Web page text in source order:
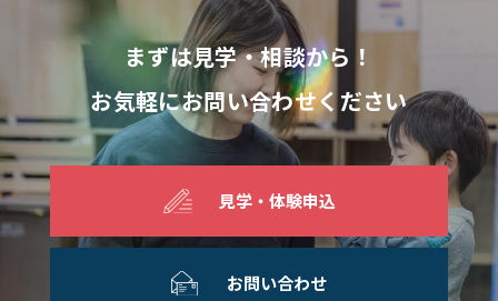
まずは見学・相談から！
お気軽にお問い合わせください
見学・体験申込
お問い合わせ